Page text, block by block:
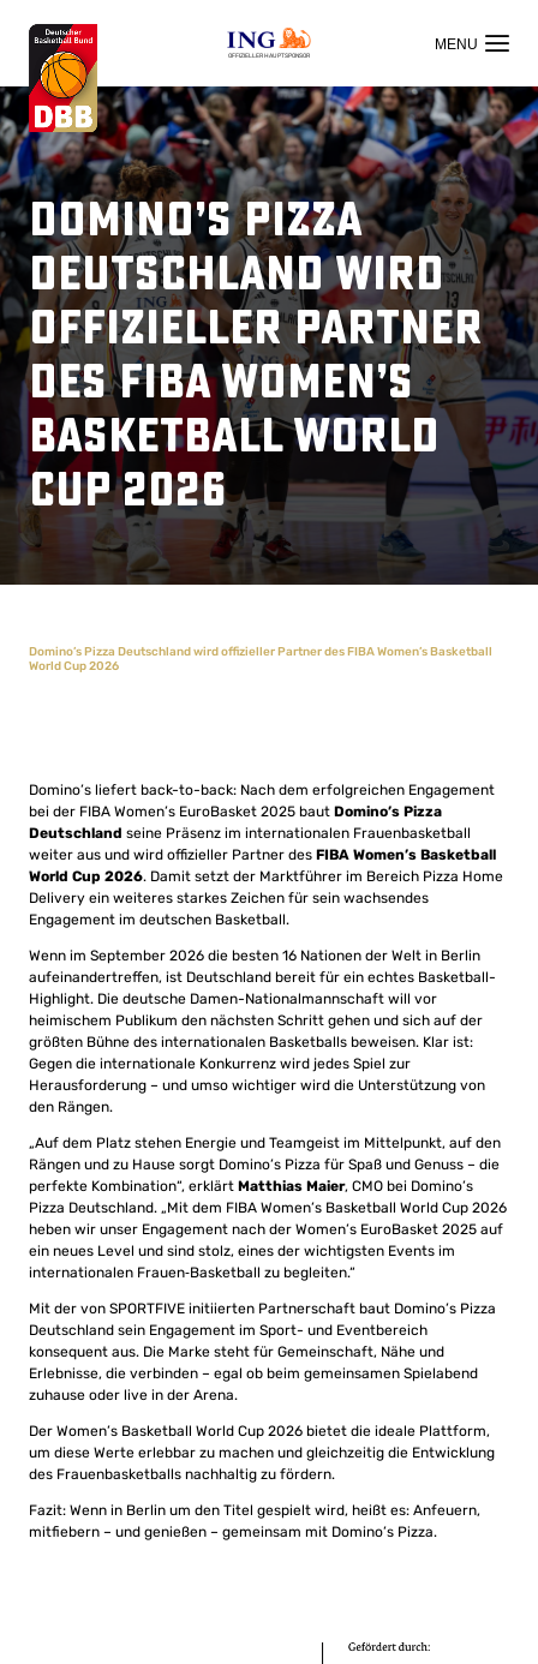
OFFIZIELLER HAUPTSPONSOR
Domino’s Pizza
Deutschland wird
offizieller Partner
des FIBA Women’s
Basketball World
Cup 2026
Domino’s Pizza Deutschland wird offizieller Partner des FIBA Women’s Basketball
World Cup 2026
Domino’s liefert back-to-back: Nach dem erfolgreichen Engagement
bei der FIBA Women’s EuroBasket 2025 baut Domino’s Pizza
Deutschland seine Präsenz im internationalen Frauenbasketball
weiter aus und wird offizieller Partner des FIBA Women’s Basketball
World Cup 2026. Damit setzt der Marktführer im Bereich Pizza Home
Delivery ein weiteres starkes Zeichen für sein wachsendes
Engagement im deutschen Basketball.
Wenn im September 2026 die besten 16 Nationen der Welt in Berlin
aufeinandertreffen, ist Deutschland bereit für ein echtes Basketball-
Highlight. Die deutsche Damen-Nationalmannschaft will vor
heimischem Publikum den nächsten Schritt gehen und sich auf der
größten Bühne des internationalen Basketballs beweisen. Klar ist:
Gegen die internationale Konkurrenz wird jedes Spiel zur
Herausforderung – und umso wichtiger wird die Unterstützung von
den Rängen.
„Auf dem Platz stehen Energie und Teamgeist im Mittelpunkt, auf den
Rängen und zu Hause sorgt Domino’s Pizza für Spaß und Genuss – die
perfekte Kombination“, erklärt Matthias Maier, CMO bei Domino’s
Pizza Deutschland. „Mit dem FIBA Women’s Basketball World Cup 2026
heben wir unser Engagement nach der Women’s EuroBasket 2025 auf
ein neues Level und sind stolz, eines der wichtigsten Events im
internationalen Frauen‑Basketball zu begleiten.“
Mit der von SPORTFIVE initiierten Partnerschaft baut Domino’s Pizza
Deutschland sein Engagement im Sport- und Eventbereich
konsequent aus. Die Marke steht für Gemeinschaft, Nähe und
Erlebnisse, die verbinden – egal ob beim gemeinsamen Spielabend
zuhause oder live in der Arena.
Der Women’s Basketball World Cup 2026 bietet die ideale Plattform,
um diese Werte erlebbar zu machen und gleichzeitig die Entwicklung
des Frauenbasketballs nachhaltig zu fördern.
Fazit: Wenn in Berlin um den Titel gespielt wird, heißt es: Anfeuern,
mitfiebern – und genießen – gemeinsam mit Domino’s Pizza.